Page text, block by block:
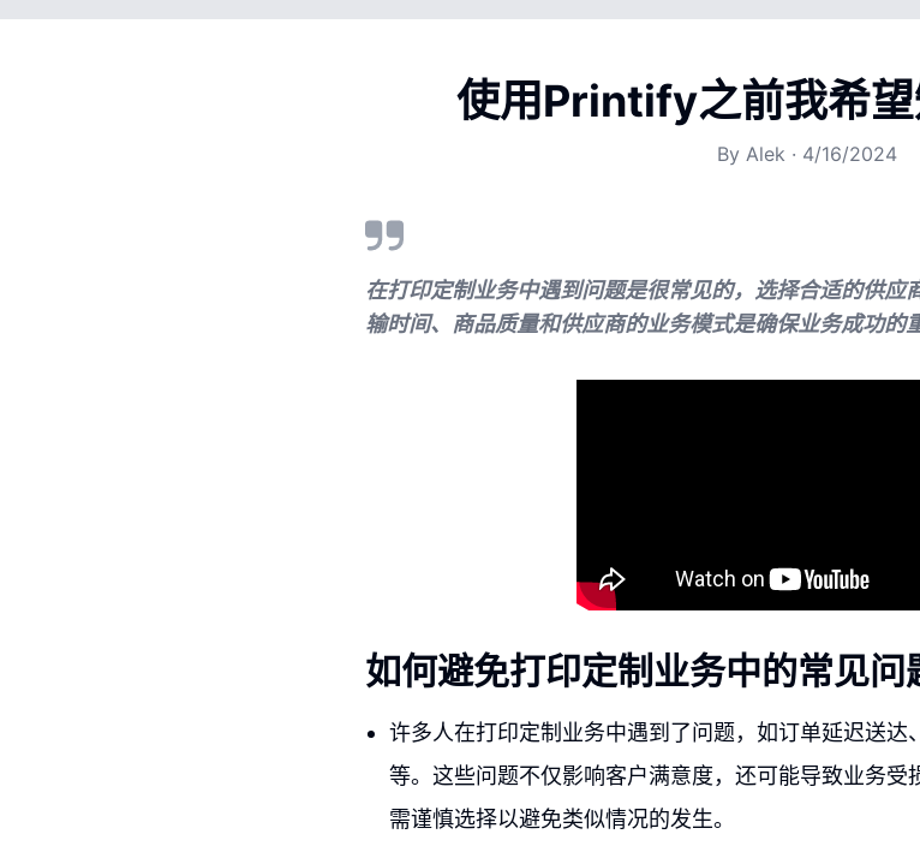
使用Printify之前我希
By Alek · 4/16/2024
在打印定制业务中遇到问题是很常见的，选择合适的供应
输时间、商品质量和供应商的业务模式是确保业务成功的
如何避免打印定制业务中的常见问
许多人在打印定制业务中遇到了问题，如订单延迟送达
等。这些问题不仅影响客户满意度，还可能导致业务受
需谨慎选择以避免类似情况的发生。